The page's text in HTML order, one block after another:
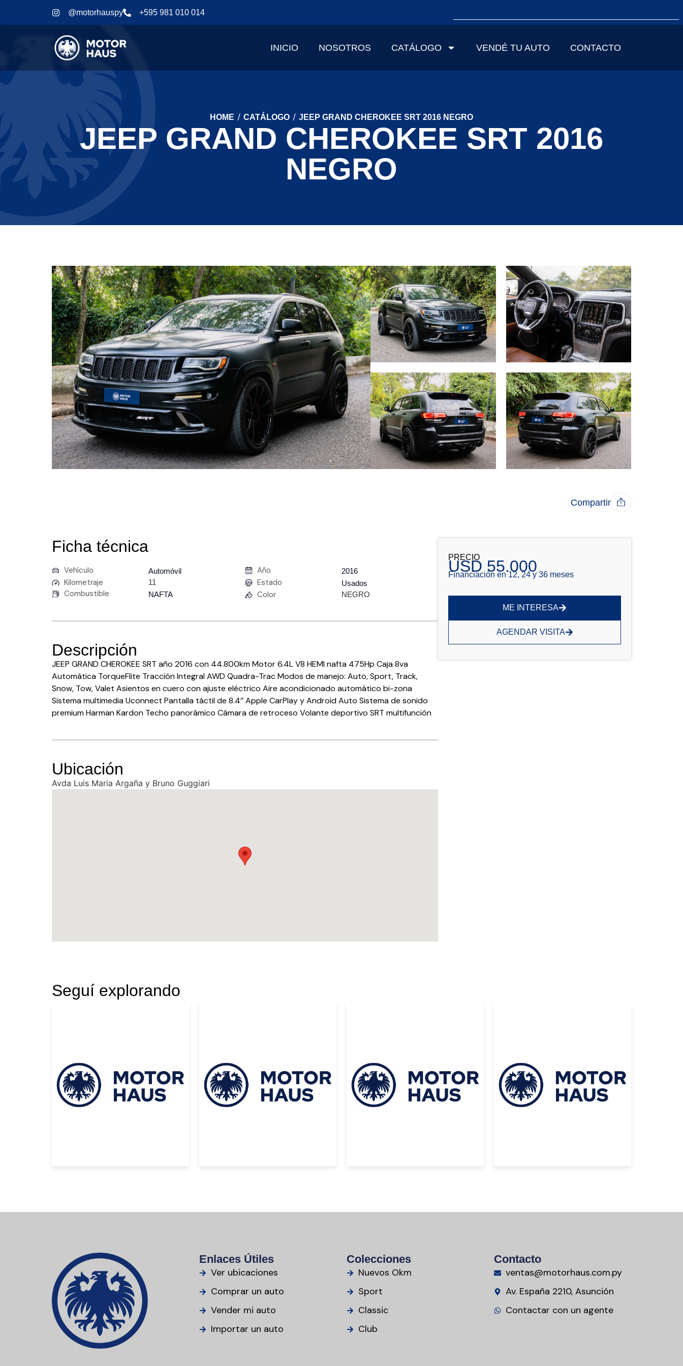
@motorhauspy +595 981 010 014
INICIO NOSOTROS CATÁLOGO VENDÉ TU AUTO CONTACTO
HOME / CATÁLOGO / JEEP GRAND CHEROKEE SRT 2016 NEGRO
JEEP GRAND CHEROKEE SRT 2016
NEGRO
PRECIO
USD 55.000
Financiación en 12, 24 y 36 meses
ME INTERESA
AGENDAR VISITA
Compartir
Ficha técnica
Vehículo Automóvil
Kilometraje 11
Combustible NAFTA
Año 2016
Estado Usados
Color NEGRO
Descripción
JEEP GRAND CHEROKEE SRT año 2016 con 44.800km Motor 6.4L V8 HEMI nafta 475Hp Caja 8va
Automática TorqueFlite Tracción Integral AWD Quadra-Trac Modos de manejo: Auto, Sport, Track,
Snow, Tow, Valet Asientos en cuero con ajuste eléctrico Aire acondicionado automático bi-zona
Sistema multimedia Uconnect Pantalla táctil de 8.4’’ Apple CarPlay y Android Auto Sistema de sonido
premium Harman Kardon Techo panorámico Cámara de retroceso Volante deportivo SRT multifunción
Ubicación
Avda Luis Maria Argaña y Bruno Guggiari
Seguí explorando
VROD 2009 AZUL
USD 14000
TRD PRO IFORCE
MAX 2026 NEGRO
USD 135000
TRD PRO IFORCE
MAX 2026 NEGRO
USD
ML 63 AMG 4
MATIC 2014 NEGRO
USD 49000
Enlaces Útiles
Ver ubicaciones
Comprar un auto
Vender mi auto
Importar un auto
Colecciones
Nuevos Okm
Sport
Classic
Club
Contacto
ventas@motorhaus.com.py
Av. España 2210, Asunción
Contactar con un agente